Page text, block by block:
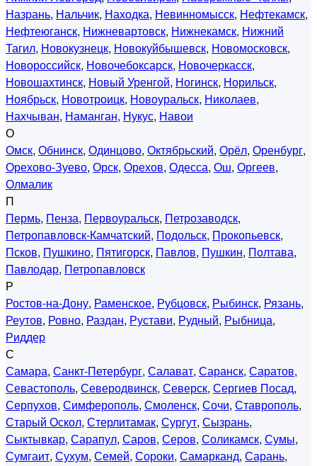
Назрань, Нальчик, Находка, Невинномысск, Нефтекамск,
Нефтеюганск, Нижневартовск, Нижнекамск, Нижний
Тагил, Новокузнецк, Новокуйбышевск, Новомосковск,
Новороссийск, Новочебоксарск, Новочеркасск,
Новошахтинск, Новый Уренгой, Ногинск, Норильск,
Ноябрьск, Новотроицк, Новоуральск, Николаев,
Нахчыван, Наманган, Нукус, Навои
О
Омск, Обнинск, Одинцово, Октябрьский, Орёл, Оренбург,
Орехово-Зуево, Орск, Орехов, Одесса, Ош, Оргеев,
Олмалик
П
Пермь, Пенза, Первоуральск, Петрозаводск,
Петропавловск-Камчатский, Подольск, Прокопьевск,
Псков, Пушкино, Пятигорск, Павлов, Пушкин, Полтава,
Павлодар, Петропавловск
Р
Ростов-на-Дону, Раменское, Рубцовск, Рыбинск, Рязань,
Реутов, Ровно, Раздан, Рустави, Рудный, Рыбница,
Риддер
С
Самара, Санкт-Петербург, Салават, Саранск, Саратов,
Севастополь, Северодвинск, Северск, Сергиев Посад,
Серпухов, Симферополь, Смоленск, Сочи, Ставрополь,
Старый Оскол, Стерлитамак, Сургут, Сызрань,
Сыктывкар, Сарапул, Саров, Серов, Соликамск, Сумы,
Сумгаит, Сухум, Семей, Сороки, Самарканд, Сарань,